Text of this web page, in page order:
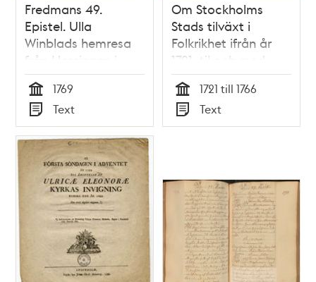
Fredmans 49.
Epistel. Ulla
Winblads hemresa
från Hessingen i
Mälaren om en
sommarmorgon
1769. [Manuskript]
Tid
1769
Typ
Text
Om Stockholms
Stads tilväxt i
Folkrikhet ifrån år
1721, til och med
1766 / Pehr
Wargentin
Tid
1721 till 1766
Typ
Text